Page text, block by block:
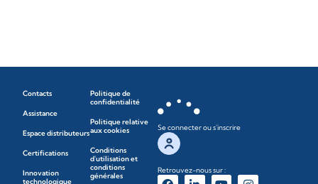
Contacts
Assistance
Espace distributeurs
Certifications
Innovation
technologique
Politique de
confidentialité
Politique relative
aux cookies
Conditions
d'utilisation et
conditions
générales
Se connecter ou s'inscrire
Retrouvez-nous sur :